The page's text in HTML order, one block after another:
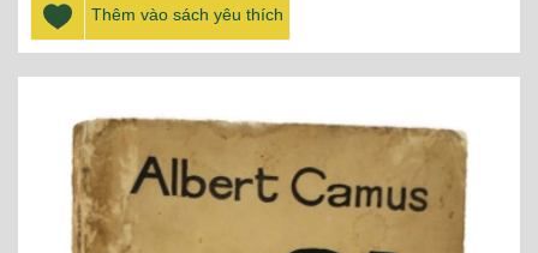
Thêm vào sách yêu thích